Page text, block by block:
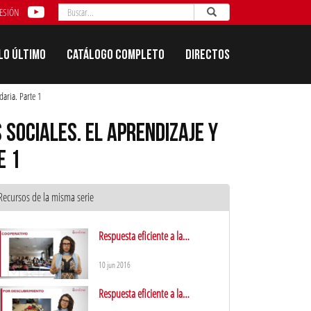
Buscar
Enviar
Buscar
último Catálogo completo Directos
Parte 1
EL APRENDIZAJE Y
1
de la misma serie
Respuesta eficiente a la
Metodologías activas de
cooperativo
10 jun 2016
Respuesta eficiente a la